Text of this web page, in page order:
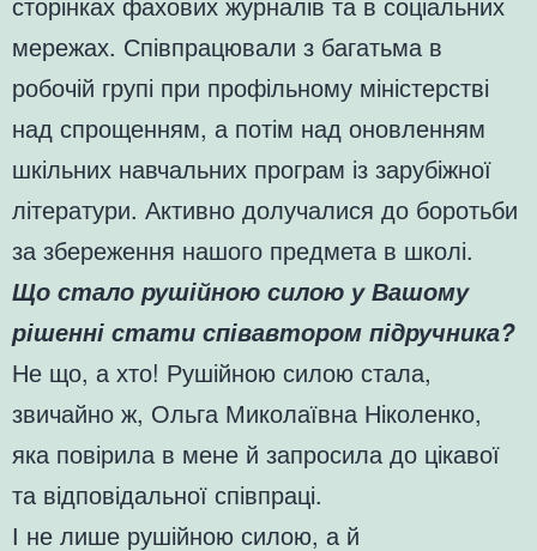
мережах. Співпрацювали з багатьма в
робочій групі при профільному міністерстві
над спрощенням, а потім над оновленням
шкільних навчальних програм із зарубіжної
літератури. Активно долучалися до боротьби
за збереження нашого предмета в школі.
Що стало рушійною силою у Вашому
рішенні стати співавтором підручника?
Не що, а хто! Рушійною силою стала,
звичайно ж, Ольга Миколаївна Ніколенко,
яка повірила в мене й запросила до цікавої
та відповідальної співпраці.
І не лише рушійною силою, а й